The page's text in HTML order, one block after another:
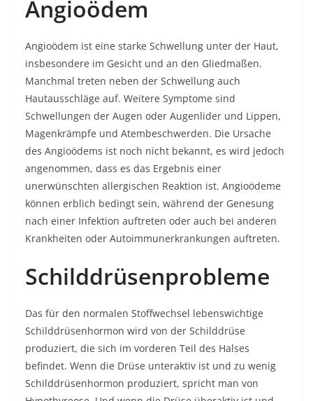
Angioödem
Angioödem ist eine starke Schwellung unter der Haut,
insbesondere im Gesicht und an den Gliedmaßen.
Manchmal treten neben der Schwellung auch
Hautausschläge auf. Weitere Symptome sind
Schwellungen der Augen oder Augenlider und Lippen,
Magenkrämpfe und Atembeschwerden. Die Ursache
des Angioödems ist noch nicht bekannt, es wird jedoch
angenommen, dass es das Ergebnis einer
unerwünschten allergischen Reaktion ist. Angioödeme
können erblich bedingt sein, während der Genesung
nach einer Infektion auftreten oder auch bei anderen
Krankheiten oder Autoimmunerkrankungen auftreten.
Schilddrüsenprobleme
Das für den normalen Stoffwechsel lebenswichtige
Schilddrüsenhormon wird von der Schilddrüse
produziert, die sich im vorderen Teil des Halses
befindet. Wenn die Drüse unteraktiv ist und zu wenig
Schilddrüsenhormon produziert, spricht man von